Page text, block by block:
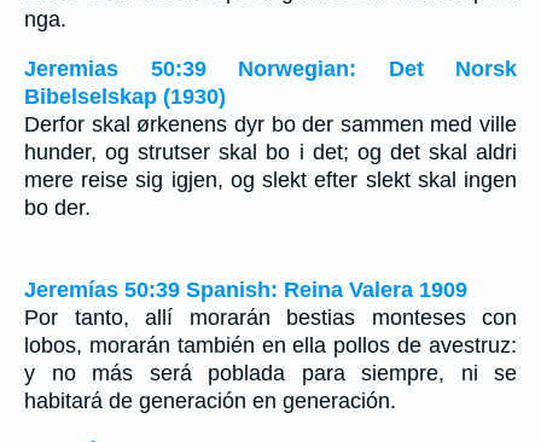
nga.
Jeremias 50:39 Norwegian: Det Norsk
Bibelselskap (1930)
Derfor skal ørkenens dyr bo der sammen med ville
hunder, og strutser skal bo i det; og det skal aldri
mere reise sig igjen, og slekt efter slekt skal ingen
bo der.
Jeremías 50:39 Spanish: Reina Valera 1909
Por tanto, allí morarán bestias monteses con
lobos, morarán también en ella pollos de avestruz:
y no más será poblada para siempre, ni se
habitará de generación en generación.